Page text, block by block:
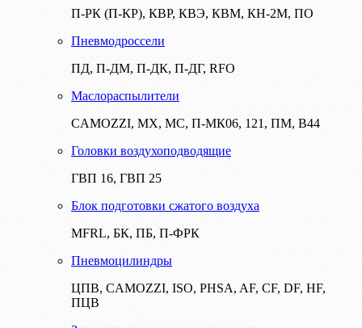
П-РК (П-КР), КВР, КВЭ, КВМ, КН-2М, ПО
Пневмодроссели
ПД, П-ДМ, П-ДК, П-ДГ, RFO
Маслораспылители
CAMOZZI, МХ, МС, П-МК06, 121, ПМ, В44
Головки воздухоподводящие
ГВП 16, ГВП 25
Блок подготовки сжатого воздуха
MFRL, БК, ПБ, П-ФРК
Пневмоцилиндры
ЦПВ, CAMOZZI, ISO, PHSA, AF, CF, DF, HF,
ПЦВ